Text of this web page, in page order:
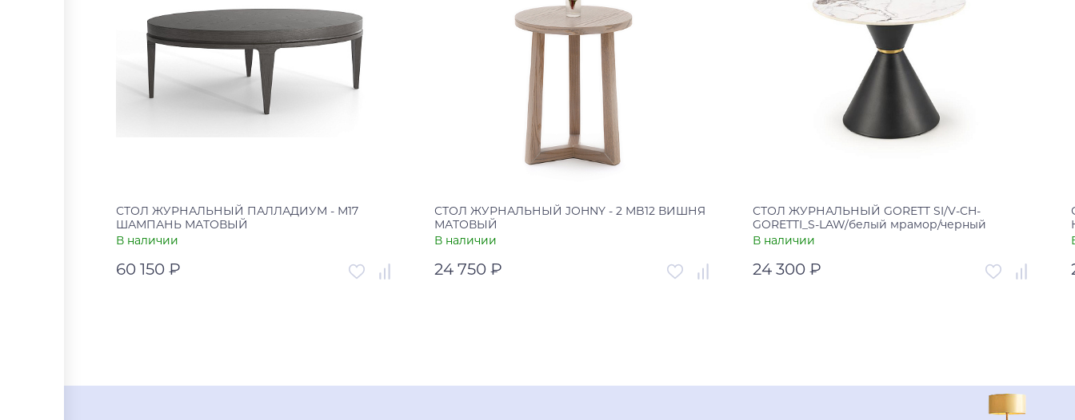
СТОЛ ЖУРНАЛЬНЫЙ ПАЛЛАДИУМ - М17
ШАМПАНЬ МАТОВЫЙ
В наличии
60 150 ₽
Купить в один клик
СТОЛ ЖУРНАЛЬНЫЙ JOHNY - 2 MB12 ВИШНЯ
МАТОВЫЙ
В наличии
24 750 ₽
Купить в один клик
СТОЛ ЖУРНАЛЬНЫЙ GORETT SI/V-CH-
GORETTI_S-LAW/белый мрамор/черный
В наличии
24 300 ₽
Купить в один клик